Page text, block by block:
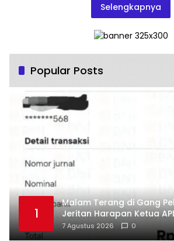
Selengkapnya
Popular Posts
1
Malam Terang di Gang
Jeritan Harapan Ketua
Tengah untuk PLN Babel
7 Agustus 2026 0